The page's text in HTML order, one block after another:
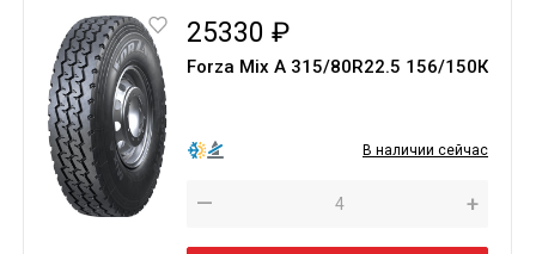
25330 ₽
Forza Mix A 315/80R22.5 156/150К
В наличии сейчас
— +